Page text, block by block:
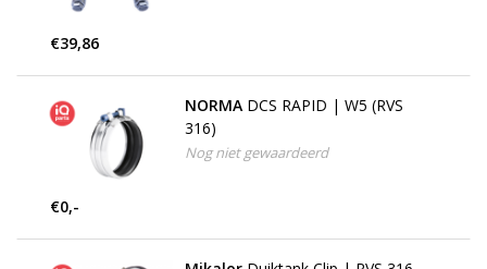
€39,86
NORMA DCS RAPID | W5 (RVS
316)
Nog niet gewaardeerd
€0,-